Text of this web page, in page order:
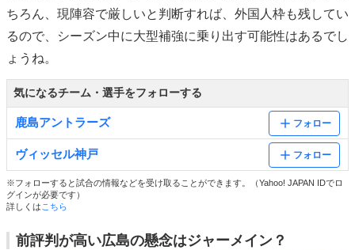
ちろん、現陣容で厳しいと判断すれば、外国人枠も残してい
るので、シーズン中に大型補強に乗り出す可能性はあるでし
ょうね。
気になるチーム・選手をフォローする
鹿島アントラーズ フォロー
ヴィッセル神戸 フォロー
※フォローすると試合の情報などを受け取ることができます。（Yahoo! JAPAN IDでロ
グインが必要です）
詳しくは こちら
前評判が高い広島の懸念はジャーメイン？